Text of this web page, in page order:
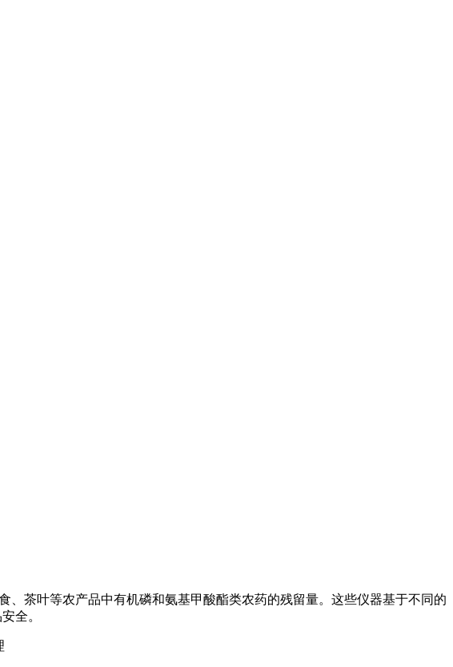
茶叶等农产品中有机磷和氨基甲酸酯类农药的残留量。这些仪器基于不同的
全。